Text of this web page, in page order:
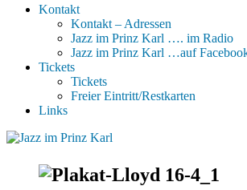
Kontakt
Kontakt – Adressen
Jazz im Prinz Karl …. im Radio
Jazz im Prinz Karl …auf
Tickets
Tickets
Freier Eintritt/Restkarten
Links